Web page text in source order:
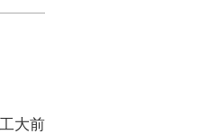
大前